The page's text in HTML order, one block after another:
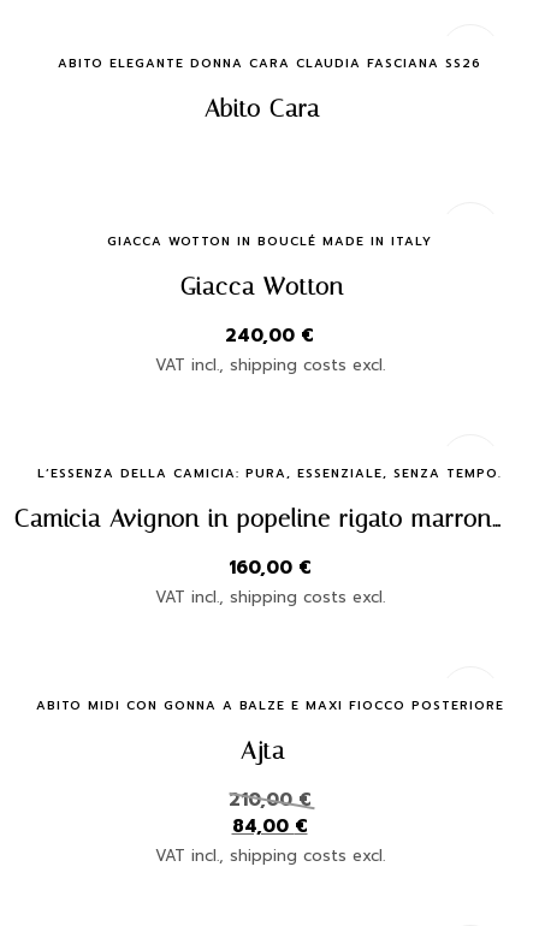
Quick Buy
ABITO ELEGANTE DONNA CARA CLAUDIA FASCIANA SS26
Abito Cara
Quick Buy
GIACCA WOTTON IN BOUCLÉ MADE IN ITALY
Giacca Wotton
240,00 €
VAT incl., shipping costs excl.
Quick Buy
L’ESSENZA DELLA CAMICIA: PURA, ESSENZIALE, SENZA TEMPO.
Camicia Avignon in popeline rigato marrone – Claudia Fasciana | Made in Italy
160,00 €
VAT incl., shipping costs excl.
Quick Buy
ABITO MIDI CON GONNA A BALZE E MAXI FIOCCO POSTERIORE
Ajta
210,00€
84,00 €
VAT incl., shipping costs excl.